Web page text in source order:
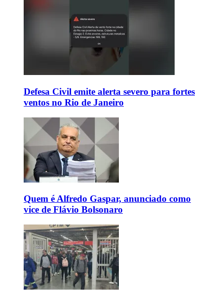
Defesa Civil emite alerta severo para fortes
ventos no Rio de Janeiro
Quem é Alfredo Gaspar, anunciado como
vice de Flávio Bolsonaro